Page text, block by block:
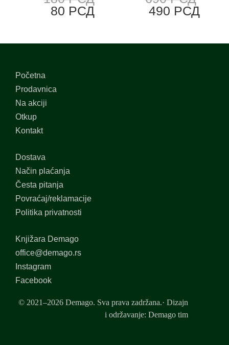
80 РСД
490 РСД
Početna
Prodavnica
Na akciji
Otkup
Kontakt
Dostava
Način plaćanja
Česta pitanja
Povraćaj/reklamacije
Politika privatnosti
Knjižara Demago
office@demago.rs
Instagram
Facebook
© 2021–2026 Demago. Sva prava zadržana.· Dizajn
i održavanje: Demago tim